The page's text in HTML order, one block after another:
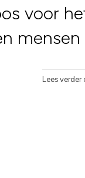
voor
Lees verder